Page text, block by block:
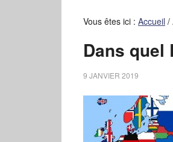
Vous êtes ici : Accueil /
Dans quel
9 JANVIER 2019